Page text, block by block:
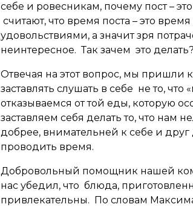
себе и ровесникам, почему пост –
считают, что время поста – это
удовольствиями, а значит зря
неинтересное. Так зачем это делать?
Отвечая на этот вопрос, мы пришли
заставлять слушать в себе не то,
отказываемся от той еды, которую
заставляем себя делать то, что
добрее, внимательней к себе и друг
проводить время.
Добровольный помощник нашей
нас убедил, что блюда,
привлекательны. По словам